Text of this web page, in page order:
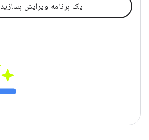
یک برنامه ویرایش بسازید